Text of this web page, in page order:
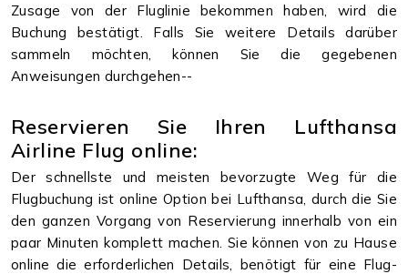
Zusage von der Fluglinie bekommen haben, wird die
Buchung bestätigt. Falls Sie weitere Details darüber
sammeln möchten, können Sie die gegebenen
Anweisungen durchgehen--
Reservieren Sie Ihren Lufthansa
Airline Flug online:
Der schnellste und meisten bevorzugte Weg für die
Flugbuchung ist online Option bei Lufthansa, durch die Sie
den ganzen Vorgang von Reservierung innerhalb von ein
paar Minuten komplett machen. Sie können von zu Hause
online die erforderlichen Details, benötigt für eine Flug-